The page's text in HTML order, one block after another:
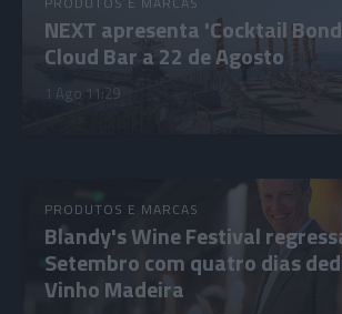
NEXT apresenta 'Cocktail
Cloud Bar a 22 de Agosto
1 Ago 11:29
PRODUTOS E MARCAS
Blandy's Wine Festival
Setembro com quatro dias
Vinho Madeira